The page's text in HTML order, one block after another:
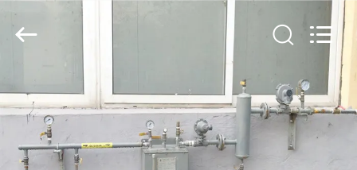
ΠΡΟΪΌΝΤΑ
Automation
Equipment
Co.,